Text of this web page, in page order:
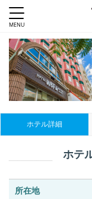
ホテル詳細
ホテ
所在地